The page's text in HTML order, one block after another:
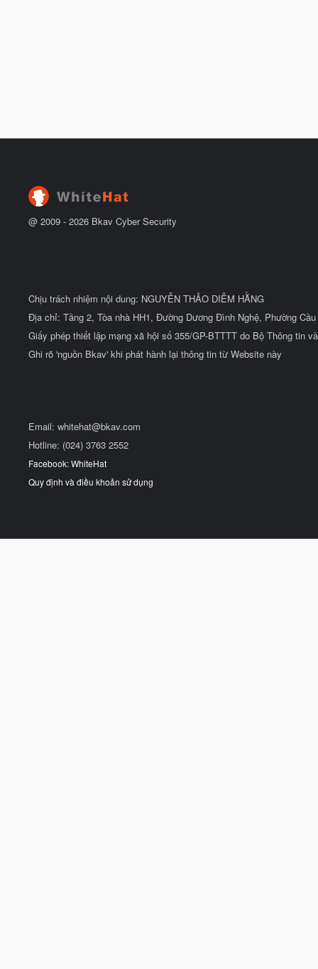
@ 2009 - 2026 Bkav Cyber Security
Chịu trách nhiệm nội dung: NGUYỄN THẢO DIỄM HẰNG
Địa chỉ: Tầng 2, Tòa nhà HH1, Đường Dương Đình Nghệ, Phường
Giấy phép thiết lập mạng xã hội số 355/GP-BTTTT do Bộ Thông tin
Ghi rõ 'nguồn Bkav' khi phát hành lại thông tin từ Website này
Email: whitehat@bkav.com
Hotline: (024) 3763 2552
Facebook: WhiteHat
Quy định và điều khoản sử dụng